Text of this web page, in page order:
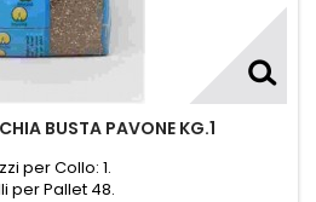
BUSTA PAVONE KG.1
per Collo: 1.
per Pallet 48.